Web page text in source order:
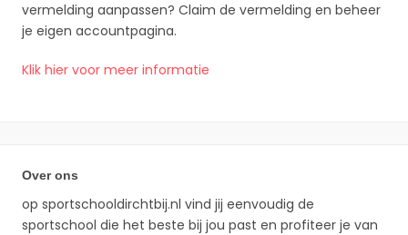
vermelding aanpassen? Claim de vermelding en beheer
je eigen accountpagina.
Klik hier voor meer informatie
Over ons
op sportschooldirchtbij.nl vind jij eenvoudig de
sportschool die het beste bij jou past en profiteer je van